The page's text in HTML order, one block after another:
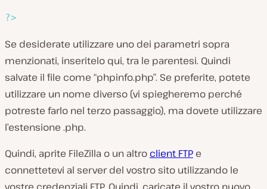
?>
Se desiderate utilizzare uno dei parametri sopra
menzionati, inseritelo qui, tra le parentesi. Quindi
salvate il file come “phpinfo.php”. Se preferite, potete
utilizzare un nome diverso (vi spiegheremo perché
potreste farlo nel terzo passaggio), ma dovete utilizzare
l’estensione .php.
Quindi, aprite FileZilla o un altro client FTP e
connettetevi al server del vostro sito utilizzando le
vostre credenziali FTP. Quindi, caricate il vostro nuovo